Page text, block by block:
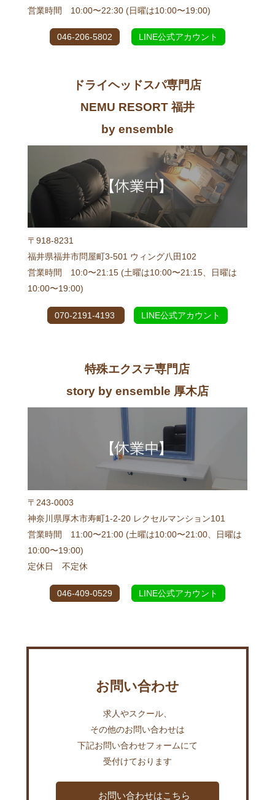
営業時間 10:00〜22:30 (日曜は10:00〜19:00)
046-206-5802 LINE公式アカウント
ドライヘッドスパ専門店
NEMU RESORT 福井
by ensemble
〒918-8231
福井県福井市問屋町3-501 ウィング八田102
営業時間 10:0〜21:15 (土曜は10:00〜21:15、日曜は
10:00〜19:00)
070-2191-4193 LINE公式アカウント
特殊エクステ専門店
story by ensemble 厚木店
〒243-0003
神奈川県厚木市寿町1-2-20 レクセルマンション101
営業時間 11:00〜21:00 (土曜は10:00〜21:00、日曜は
10:00〜19:00)
定休日 不定休
046-409-0529 LINE公式アカウント
お問い合わせ
求人やスクール、
その他のお問い合わせは
下記お問い合わせフォームにて
受付けております
お問い合わせはこちら